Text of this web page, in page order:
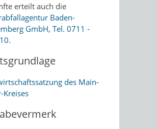
erteilt auch die
Baden-
GmbH, Tel. 0711 -
des Main-
Kreises